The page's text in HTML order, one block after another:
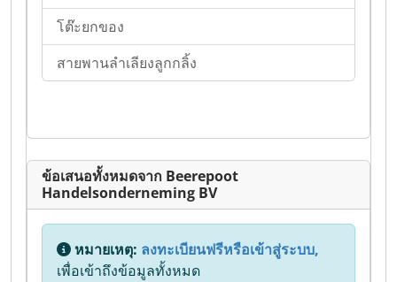
โต๊ะยกของ
สายพานลำเลียงลูกกลิ้ง
ข้อเสนอทั้งหมดจาก Beerepoot
Handelsonderneming BV
หมายเหตุ: ลงทะเบียนฟรีหรือเข้าสู่ระบบ,
เพื่อเข้าถึงข้อมูลทั้งหมด